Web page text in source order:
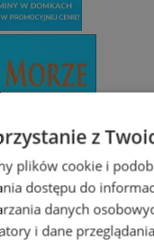
z
plików cookie i
dostępu do
danych
i dane